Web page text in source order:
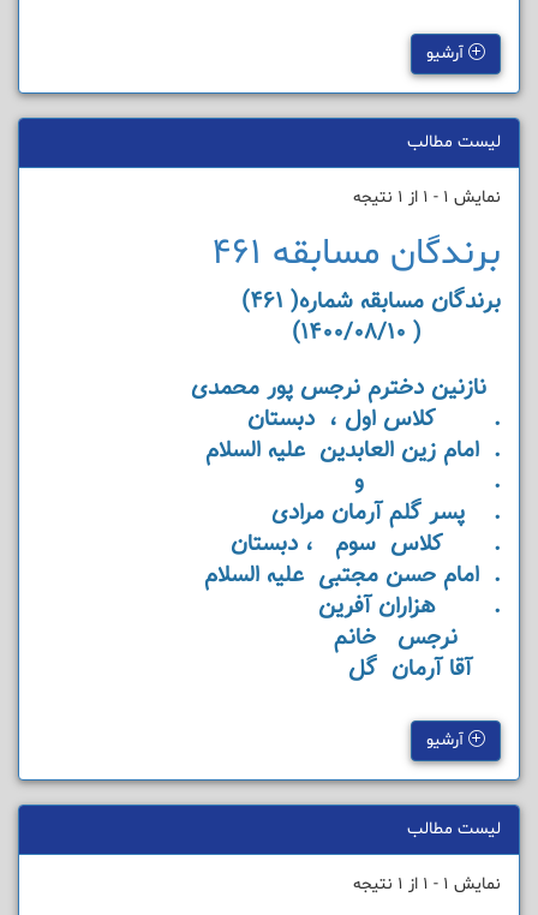
آرشیو
لیست مطالب
نمایش 1 - 1 از 1 نتیجه
برندگان مسابقه 461
برندگان مسابقه شماره( 461)
( 1400/08/10)
نازنین دخترم نرجس پور محمدی
. کلاس اول ، دبستان
. امام زین العابدین علیه السلام
. و
. پسر گلم آرمان مرادی
. کلاس سوم ، دبستان
. امام حسن مجتبی علیه السلام
. هزاران آفرین
نرجس خانم
آقا آرمان گل
آرشیو
لیست مطالب
نمایش 1 - 1 از 1 نتیجه